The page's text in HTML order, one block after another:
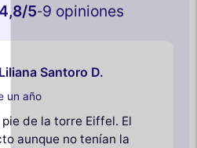
4,8/5-9 opiniones
Liliana Santoro D.
un año
de la torre Eiffel. El
aunque no tenían la